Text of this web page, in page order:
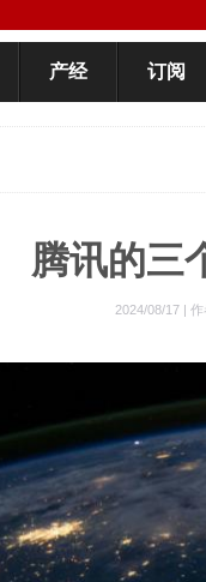
产经 订阅
腾讯的三
2024/08/17 | 作